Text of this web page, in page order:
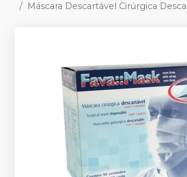
Máscara Descartável Cirúrgica